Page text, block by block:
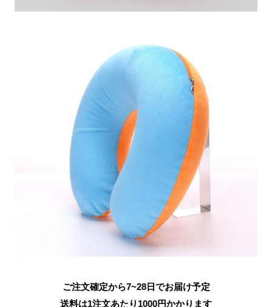
ご注文確定から7~28日でお届け予定
送料は1注文あたり 1000円かかります